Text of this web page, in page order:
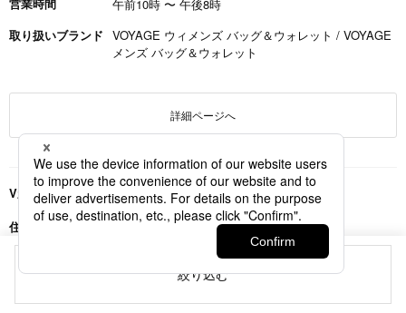
絞り込む
午前10時 〜 午後8時
取り扱いブランド VOYAGE ウィメンズ バッグ＆ウォレット / VOYAGE
メンズ バッグ＆ウォレット
詳細ページへ
V新宿丸井
住所
東京都新宿区新宿3-30-13新宿マルイ本館2F